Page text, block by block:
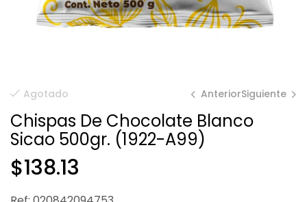
Agotado Anterior
$280.44
Siguiente
$128.73
Chispas De Chocolate Blanco
Sicao 500gr. (1922-A99)
$138.13